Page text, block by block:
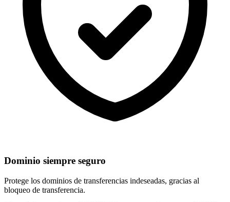
Dominio siempre seguro
Protege los dominios de transferencias indeseadas, gracias al
bloqueo de transferencia.